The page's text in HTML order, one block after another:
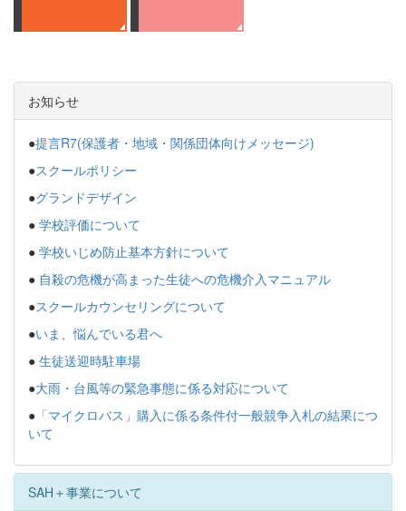
お知らせ
●提言R7(保護者・地域・関係団体向けメッセージ)
●スクールポリシー
●グランドデザイン
● 学校評価について
● 学校いじめ防止基本方針について
● 自殺の危機が高まった生徒への危機介入マニュアル
●スクールカウンセリングについて
●いま、悩んでいる君へ
● 生徒送迎時駐車場
●大雨・台風等の緊急事態に係る対応について
● 「マイクロバス」購入に係る条件付一般競争入札の結果につ
いて
SAH＋事業について